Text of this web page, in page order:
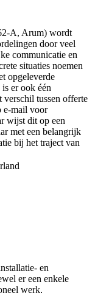
A, Arum) wordt
door veel
communicatie en
situaties noemen
opgeleverde
er ook één
verschil tussen offerte
e-mail voor
wijst dit op een
met een belangrijk
bij het traject van
en
er een enkele
werk,